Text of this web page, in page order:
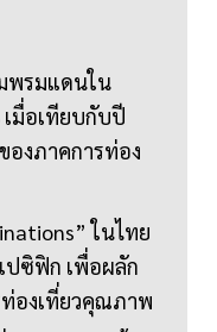
พรมแดนใน
มื่อเทียบกับปี
งภาคการท่อง
ในไทย
ปซิฟิก เพื่อผลัก
องเที่ยวคุณภาพ